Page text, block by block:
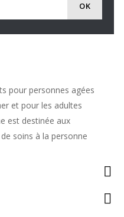
pour personnes agées
et pour les adultes
est destinée aux
soins à la personne